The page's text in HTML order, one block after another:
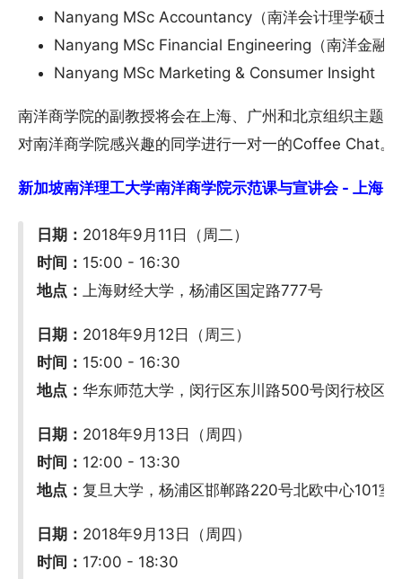
Nanyang MSc Accountancy（南洋会计理学硕士
Nanyang MSc Financial Engineering（南洋金融
Nanyang MSc Marketing & Consumer Insight（
南洋商学院的副教授将会在上海、广州和北京组织主题
对南洋商学院感兴趣的同学进行一对一的Coffee Chat。
新加坡南洋理工大学南洋商学院示范课与宣讲会 - 上海
日期： 2018年9月11日（周二）
时间： 15:00 - 16:30
地点：
上海财经大学，杨浦区国定路777号
日期： 2018年9月12日（周三）
时间： 15:00 - 16:30
地点：华东师范大学，闵行区东川路500号闵行校区
日期： 2018年9月13日（周四）
时间： 12:00 - 13:30
地点：复旦大学，杨浦区邯郸路220号北欧中心101室
日期： 2018年9月13日（周四）
时间： 17:00 - 18:30